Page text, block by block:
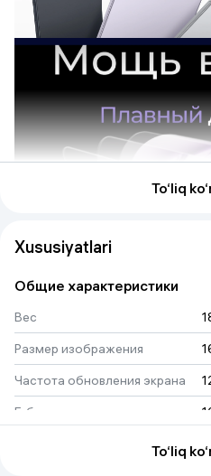
To‘liq
Xususiyatlari
Общие характеристики
Вес
Размер изображения
Частота обновления экрана
Габариты
Версия ОС на начало продаж
To‘liq